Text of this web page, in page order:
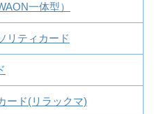
一体型）
リティカード
ード(リラックマ)